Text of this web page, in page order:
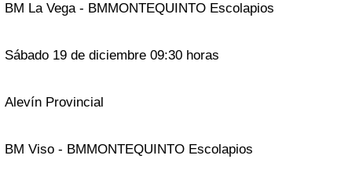
BM La Vega - BMMONTEQUINTO Escolapios
Sábado 19 de diciembre 09:30 horas
Alevín Provincial
BM Viso - BMMONTEQUINTO Escolapios